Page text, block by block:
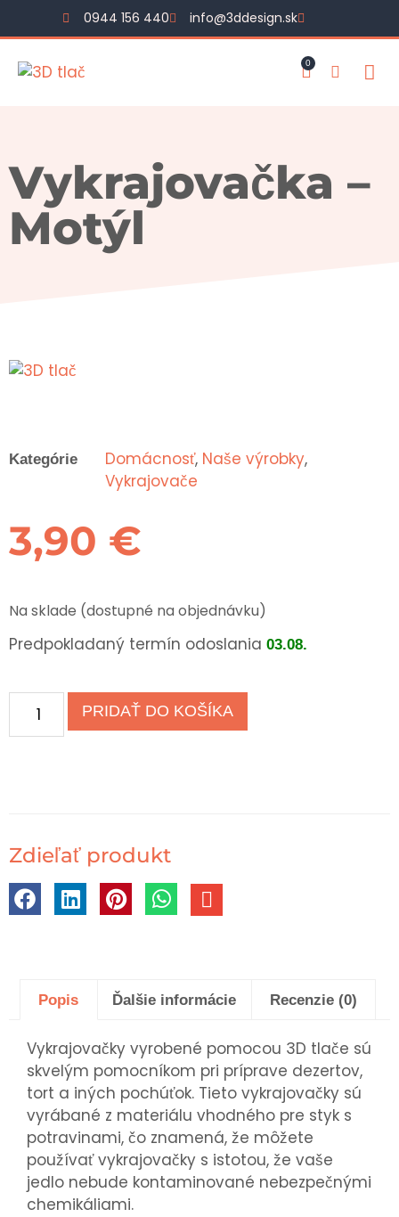
0944 156 440 info@3ddesign.sk
0
Vykrajovačka –
Motýl
Kategórie Domácnosť, Naše výrobky,
Vykrajovače
3,90 €
Na sklade (dostupné na objednávku)
Predpokladaný termín odoslania 03.08.
PRIDAŤ DO KOŠÍKA
Zdieľať produkt
Popis Ďalšie informácie Recenzie (0)
Vykrajovačky vyrobené pomocou 3D tlače sú
skvelým pomocníkom pri príprave dezertov,
tort a iných pochúťok. Tieto vykrajovačky sú
vyrábané z materiálu vhodného pre styk s
potravinami, čo znamená, že môžete
používať vykrajovačky s istotou, že vaše
jedlo nebude kontaminované nebezpečnými
chemikáliami.